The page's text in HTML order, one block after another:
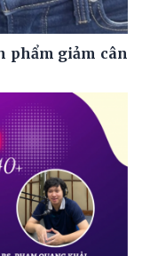
phẩm giảm cân